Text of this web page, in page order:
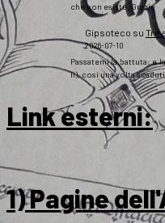
che non esiste. Grazie
Gipsoteco su Tre
2026-07-10
Passatemi la battuta: e
lì), così una volta
Link esterni:
1) Pagine